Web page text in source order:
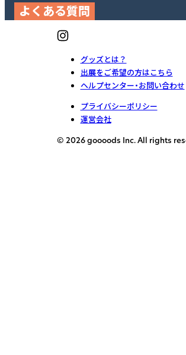
よくある質問
グッズとは？
出展をご希望の方はこちら
ヘルプセンター・お問い合わせ
プライバシーポリシー
運営会社
© 2026 goooods Inc. All rights